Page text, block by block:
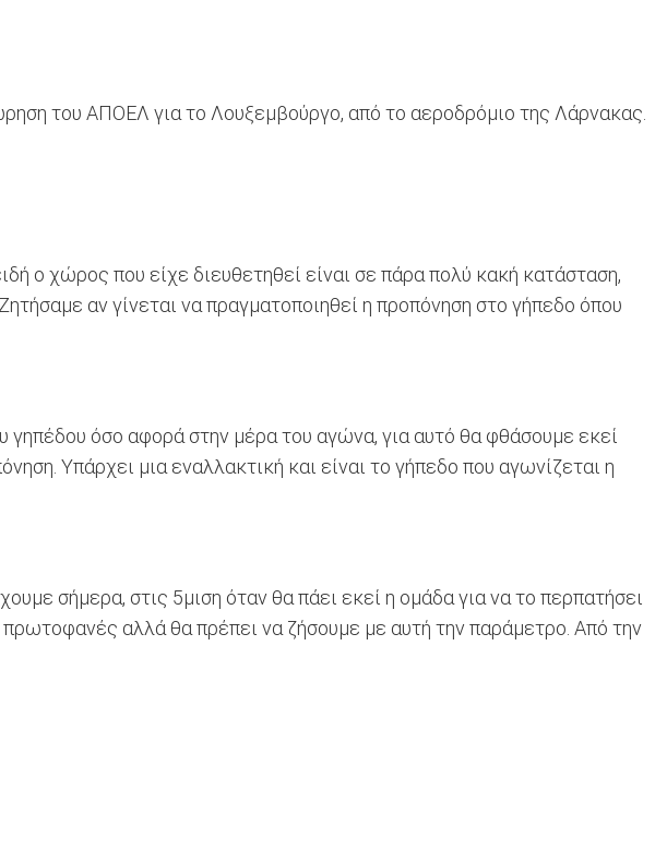
του ΑΠΟΕΛ για το Λουξεμβούργο, από το αεροδρόμιο της Λάρνακας.
ο χώρος που είχε διευθετηθεί είναι σε πάρα πολύ κακή κατάσταση,
αν γίνεται να πραγματοποιηθεί η προπόνηση στο γήπεδο όπου
γηπέδου όσο αφορά στην μέρα του αγώνα, για αυτό θα φθάσουμε εκεί
Υπάρχει μια εναλλακτική και είναι το γήπεδο που αγωνίζεται η
σήμερα, στις 5μιση όταν θα πάει εκεί η ομάδα για να το περπατήσει
πρωτοφανές αλλά θα πρέπει να ζήσουμε με αυτή την παράμετρο. Από την